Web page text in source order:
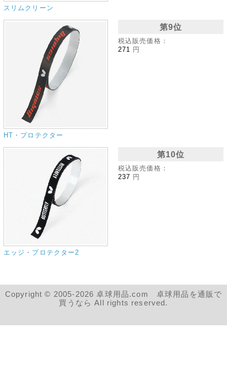
スリムクリーン
第9位
税込販売価格：
271 円
HT・プロテクター
第10位
税込販売価格：
237 円
エッジ・プロテクター2
Copyright © 2005-2026 卓球用品.com 卓球用品を通販で
買うなら All rights reserved.